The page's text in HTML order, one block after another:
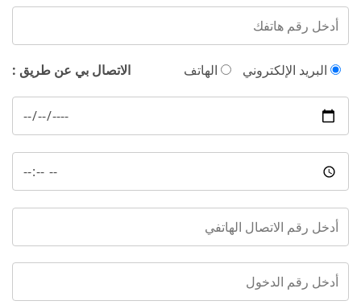
الاتصال بي عن طريق : البريد الإلكتروني الهاتف